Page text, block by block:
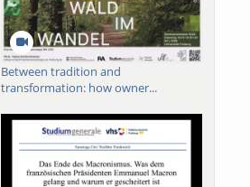
Between tradition and
transformation: how owner...